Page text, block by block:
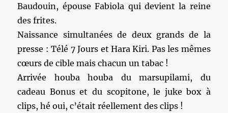
Baudouin, épouse Fabiola qui devient la reine
des frites.
Naissance simultanées de deux grands de la
presse : Télé 7 Jours et Hara Kiri. Pas les mêmes
cœurs de cible mais chacun un tabac !
Arrivée houba houba du marsupilami, du
cadeau Bonus et du scopitone, le juke box à
clips, hé oui, c’était réellement des clips !